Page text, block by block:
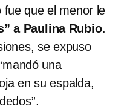
que el menor le
a Paulina Rubio.
se expuso
una
en su espalda,